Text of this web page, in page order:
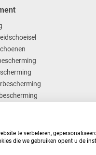
te verbeteren,
die we gebruiken opent u de